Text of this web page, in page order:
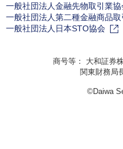
一般社団法人金融先物取引業協
一般社団法人第二種金融商品
一般社団法人日本STO協会
商号等： 大和証券
関東財務局
©Daiwa